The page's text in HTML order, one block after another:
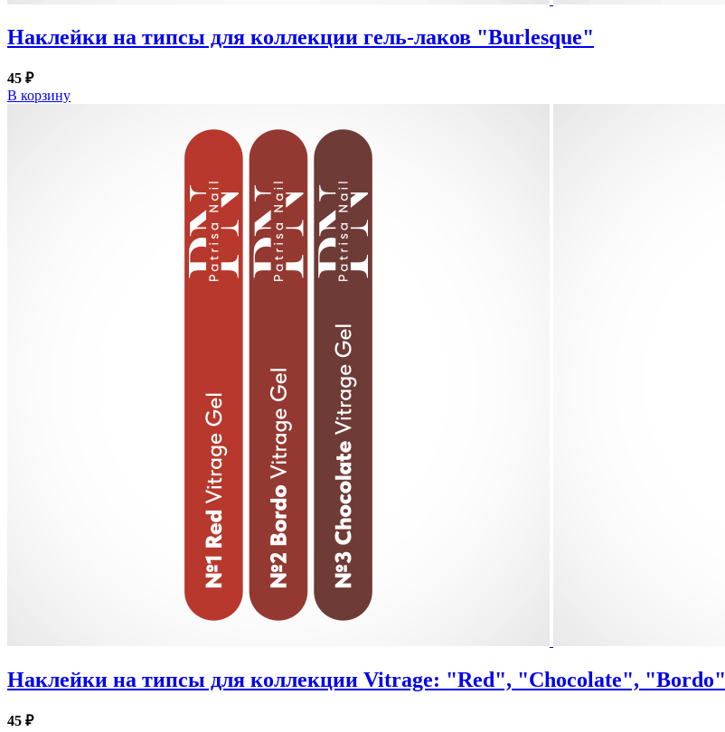
Наклейки на типсы для коллекции гель-лаков "Burlesque"
45 ₽
В корзину
Наклейки на типсы для коллекции Vitrage: "Red", "Chocolate", "Bordo"
45 ₽